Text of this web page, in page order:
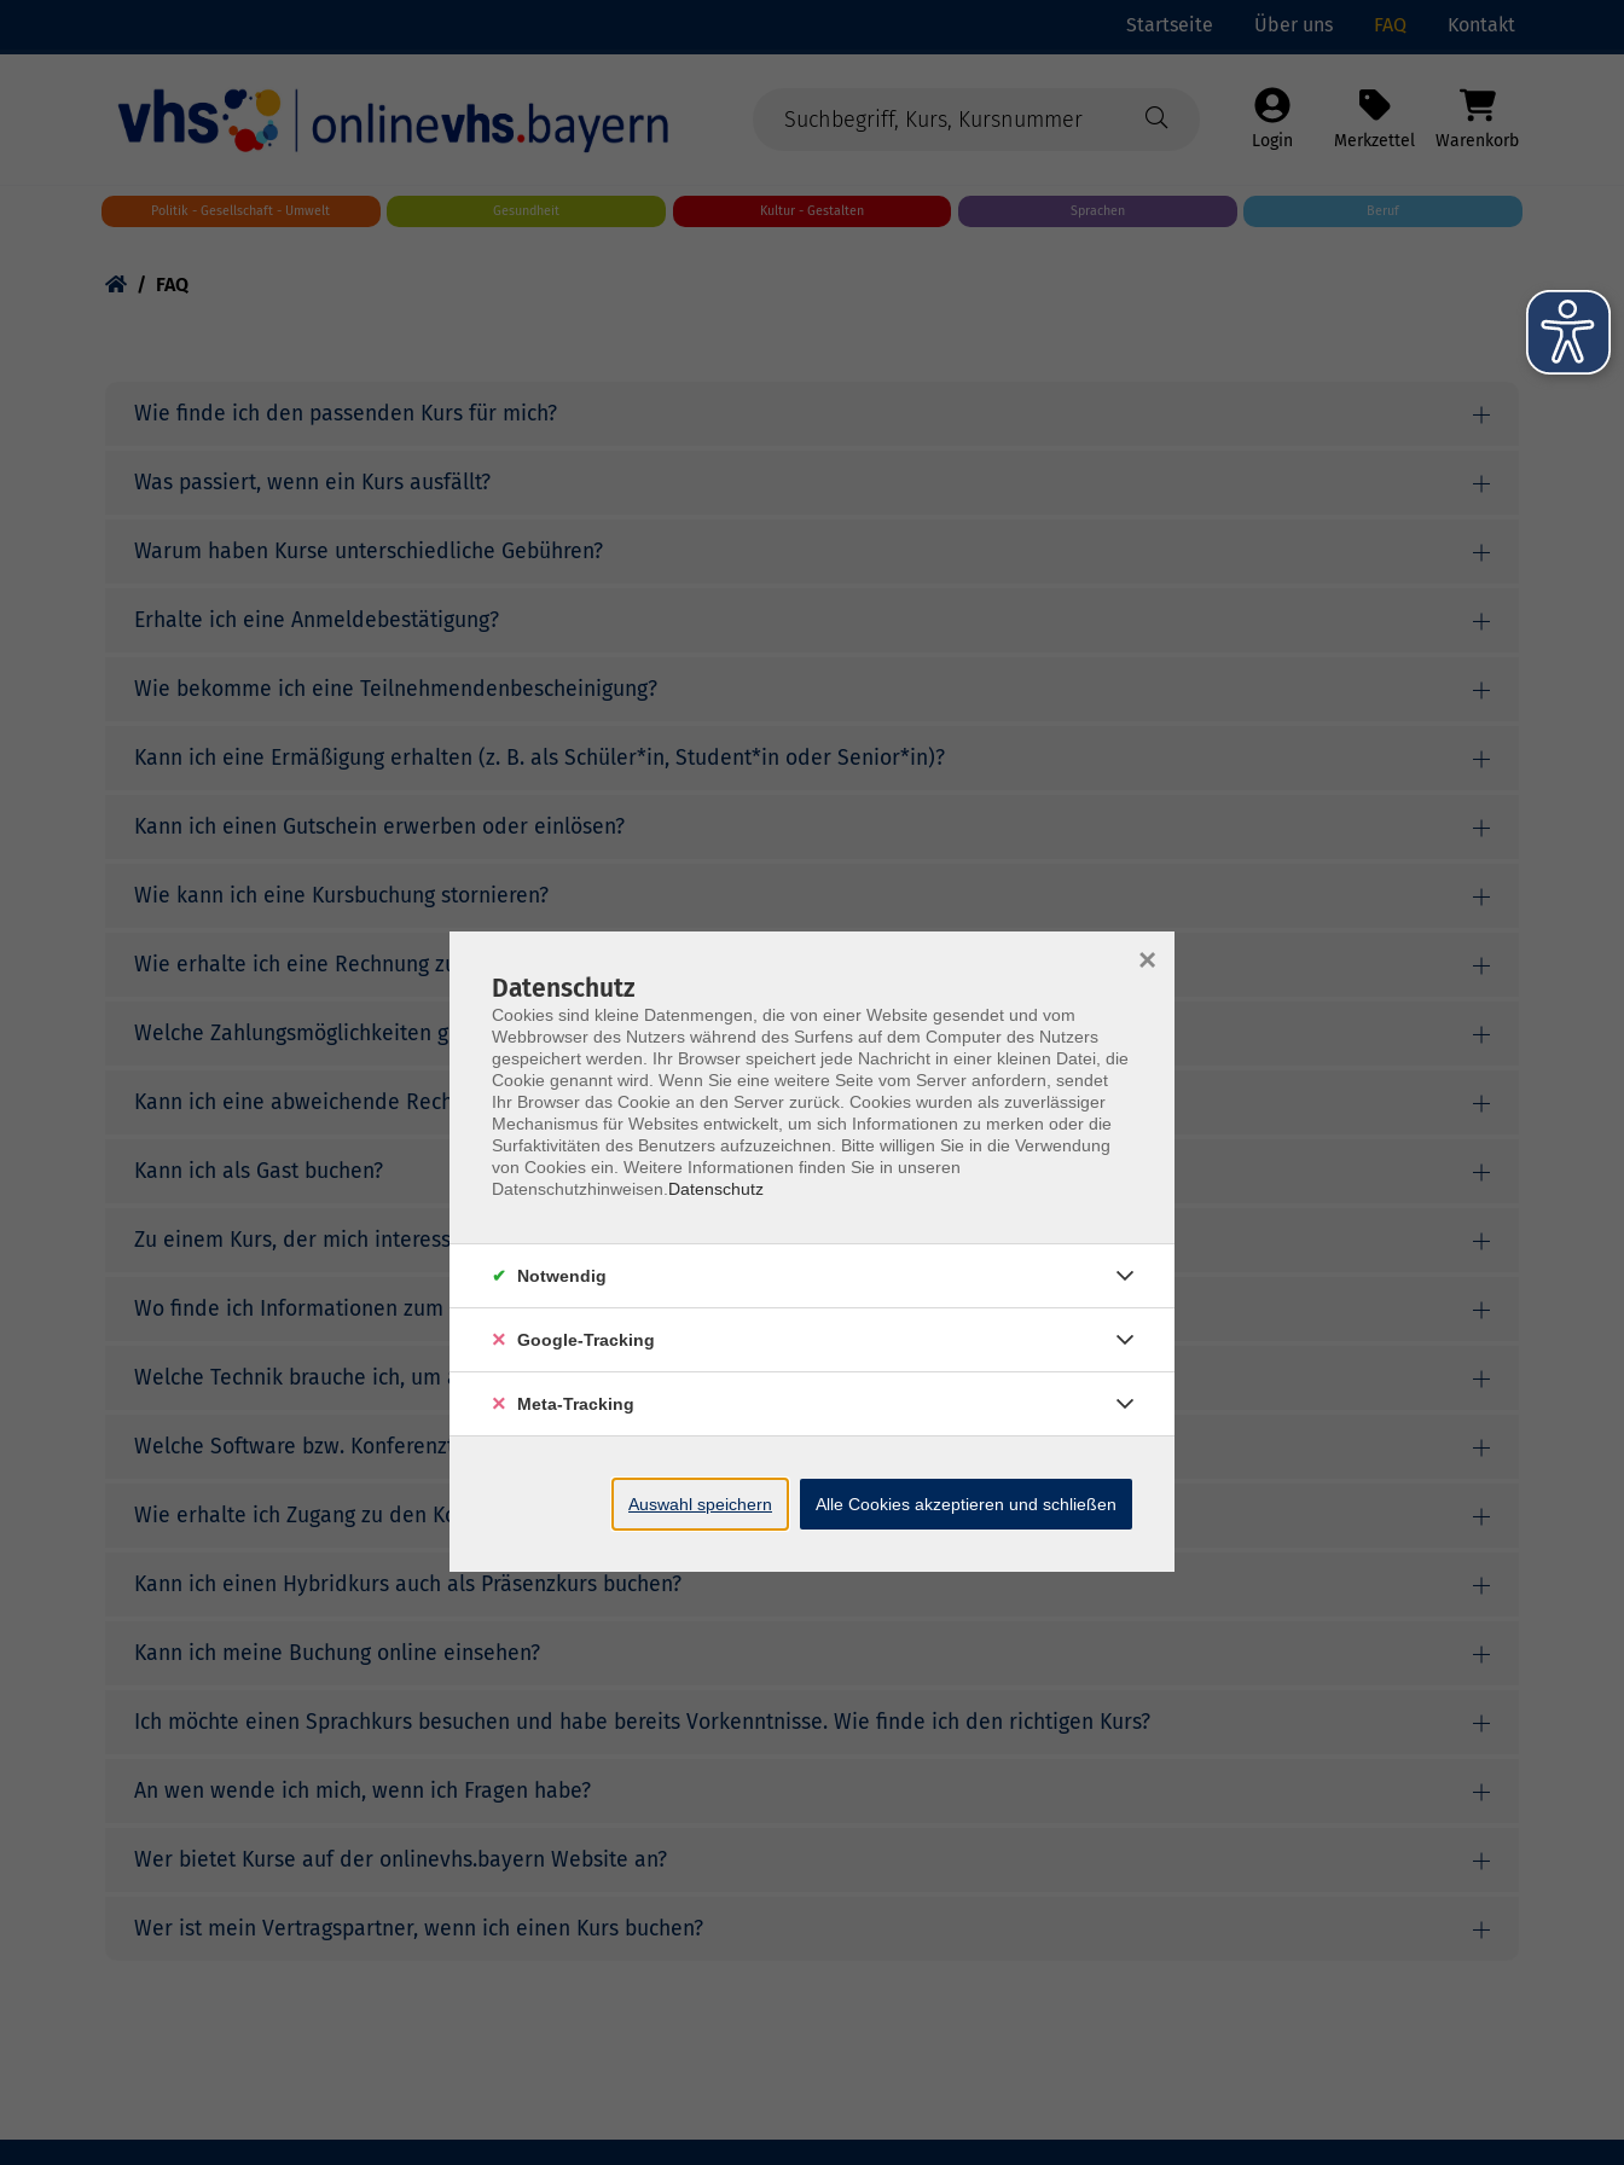
Skip to main content
Startseite Über uns FAQ Kontakt
Login Merkzettel Warenkorb
Politik - Gesellschaft - Umwelt Gesundheit Kultur - Gestalten Sprachen Beruf
FAQ
Wie finde ich den passenden Kurs für mich?
Was passiert, wenn ein Kurs ausfällt?
Warum haben Kurse unterschiedliche Gebühren?
Erhalte ich eine Anmeldebestätigung?
Wie bekomme ich eine Teilnehmendenbescheinigung?
Kann ich eine Ermäßigung erhalten (z. B. als Schüler*in, Student*in oder Senior*in)?
Kann ich einen Gutschein erwerben oder einlösen?
Wie kann ich eine Kursbuchung stornieren?
Wie erhalte ich eine Rechnung zu meiner Kursbuchung?
Welche Zahlungsmöglichkeiten gibt es?
Kann ich eine abweichende Rechnungsadresse oder einen anderen Kontoinhaber angeben?
Kann ich als Gast buchen?
Zu einem Kurs, der mich interessiert, werden keine Kursdetails angezeigt. Was kann ich tun?
Wo finde ich Informationen zum Widerrufsrecht?
Welche Technik brauche ich, um an einem Online-Kurs teilnehmen zu können?
Welche Software bzw. Konferenztools werden verwendet?
Wie erhalte ich Zugang zu den Konferenzdaten von meinen gebuchten Kursen?
Kann ich einen Hybridkurs auch als Präsenzkurs buchen?
Kann ich meine Buchung online einsehen?
Ich möchte einen Sprachkurs besuchen und habe bereits Vorkenntnisse. Wie finde ich den richtigen Kurs?
An wen wende ich mich, wenn ich Fragen habe?
Wer bietet Kurse auf der onlinevhs.bayern Website an?
Wer ist mein Vertragspartner, wenn ich einen Kurs buchen?
Datenschutz
Cookies sind kleine Datenmengen, die von einer Website gesendet und vom
Webbrowser des Nutzers während des Surfens auf dem Computer des Nutzers
gespeichert werden. Ihr Browser speichert jede Nachricht in einer kleinen Datei, die
Cookie genannt wird. Wenn Sie eine weitere Seite vom Server anfordern, sendet
Ihr Browser das Cookie an den Server zurück. Cookies wurden als zuverlässiger
Mechanismus für Websites entwickelt, um sich Informationen zu merken oder die
Surfaktivitäten des Benutzers aufzuzeichnen. Bitte willigen Sie in die Verwendung
von Cookies ein. Weitere Informationen finden Sie in unseren
Datenschutzhinweisen. Datenschutz
×
Notwendig
Google-Tracking
Meta-Tracking
Auswahl speichern Alle Cookies akzeptieren und schließen